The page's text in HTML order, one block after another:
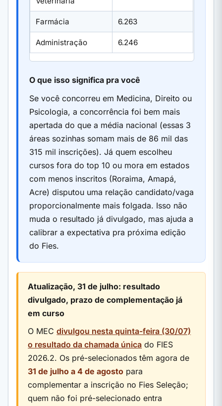
Farmácia 6.263
Administração 6.246
O que isso significa pra você
Se você concorreu em Medicina, Direito ou
Psicologia, a concorrência foi bem mais
apertada do que a média nacional (essas 3
áreas sozinhas somam mais de 86 mil das
315 mil inscrições). Já quem escolheu
cursos fora do top 10 ou mora em estados
com menos inscritos (Roraima, Amapá,
Acre) disputou uma relação candidato/vaga
proporcionalmente mais folgada. Isso não
muda o resultado já divulgado, mas ajuda a
calibrar a expectativa pra próxima edição
do Fies.
Atualização, 31 de julho: resultado
divulgado, prazo de complementação já
em curso
O MECdivulgou nesta quinta-feira (30/07)
o resultado da chamada única do FIES
2026.2. Os pré-selecionados têm agora de
31 de julho a 4 de agosto para
complementar a inscrição no Fies Seleção;
quem não foi pré-selecionado entra